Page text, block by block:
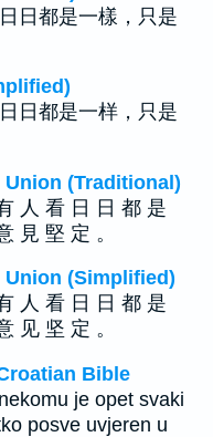
日都是一樣，只是
日都是一样，只是
Union (Traditional)
人 看 日 日 都 是
見 堅 定 。
Union (Simplified)
人 看 日 日 都 是
见 坚 定 。
Bible
je opet svaki
posve uvjeren u